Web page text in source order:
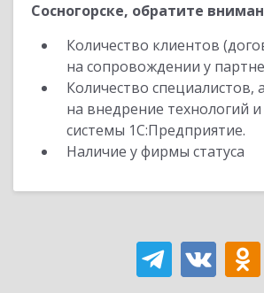
Сосногорске, обратите
Количество клиентов
на сопровождении у
Количество специалистов,
на внедрение технологий
системы 1С:Предприятие.
Наличие у фирмы статуса